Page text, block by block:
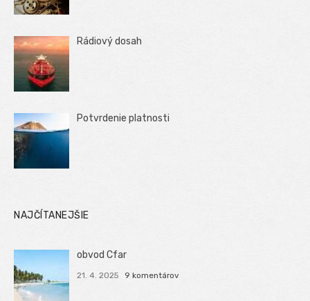
Rádiový dosah
Potvrdenie platnosti
NAJČÍTANEJŠIE
obvod Cfar
21. 4. 2025 9 komentárov